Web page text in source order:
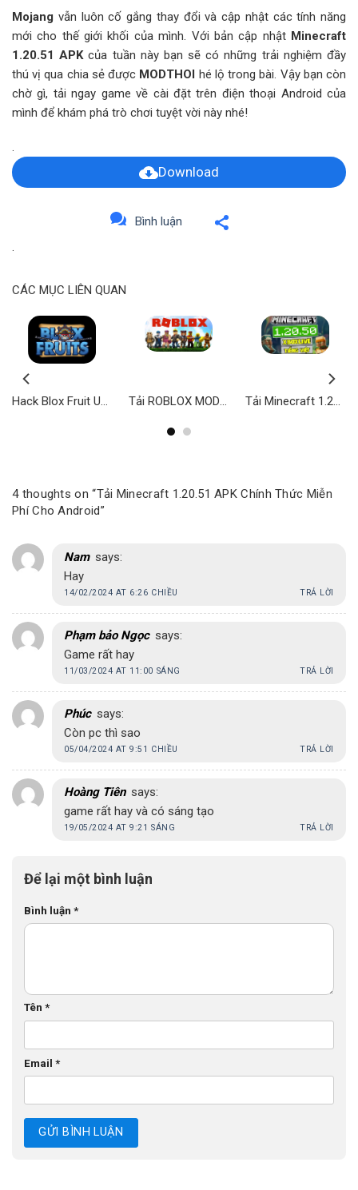
Mojang vẫn luôn cố gắng thay đổi và cập nhật các tính năng
mới cho thế giới khối của mình. Với bản cập nhật Minecraft
1.20.51 APKcủa tuần này bạn sẽ có những trải nghiệm đầy
thú vị qua chia sẻ được MODTHOI hé lộ trong bài. Vậy bạn còn
chờ gì, tải ngay game về cài đặt trên điện thoại Android của
mình để khám phá trò chơi tuyệt vời này nhé!
.
Download
Bình luận
.
CÁC MỤC LIÊN QUAN
Hack Blox Fruit Update 24 – Bản QT & VNG (Auto Farm, Max Level) Tải ROBLOX MOD (Menu, Bất Tử, Bay Nhảy, Xuyên Tường) 2.687.816 APK Tải Minecraft 1.20.50 APK Có Tiếng Việt Miễn Phí cho Android
4 thoughts on “Tải Minecraft 1.20.51 APK Chính Thức Miễn
Phí Cho Android”
Nam says:
Hay
14/02/2024 AT 6:26 CHIỀU TRẢ LỜI
Phạm bảo Ngọc says:
Game rất hay
11/03/2024 AT 11:00 SÁNG TRẢ LỜI
Phúc says:
Còn pc thì sao
05/04/2024 AT 9:51 CHIỀU TRẢ LỜI
Hoàng Tiên says:
game rất hay và có sáng tạo
19/05/2024 AT 9:21 SÁNG TRẢ LỜI
Để lại một bình luận
Bình luận *
Tên *
Email *